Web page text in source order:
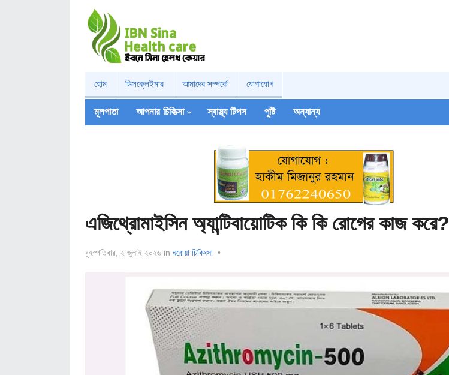
হোম ডিসক্লেইমার আমাদের সম্পর্কে যোগাযোগ
মূলপাতা আপনার চিকিত্‍সা স্বাস্থ্য টিপস পুষ্টি অন্যান্য
এজিথ্রোমাইসিন অ্যান্টিবায়োটিক কি কি রোগের কাজ করে?
বৃহস্পতিবার, ২ জুলাই ২০২৬ in ঘরোয়া চিকিৎসা •